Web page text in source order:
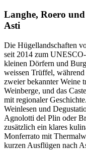
Langhe, Roero
Asti
Die Hügellandschaften
seit 2014 zum
kleinen Dörfern und
weissen Trüffel,
zweier bekannter Weine
Weinberge, und das
mit regionaler
Weinlesen und
Agnolotti del Plin oder
zusätzlich ein klares
Monferrato mit
kurzen Ausflügen nach